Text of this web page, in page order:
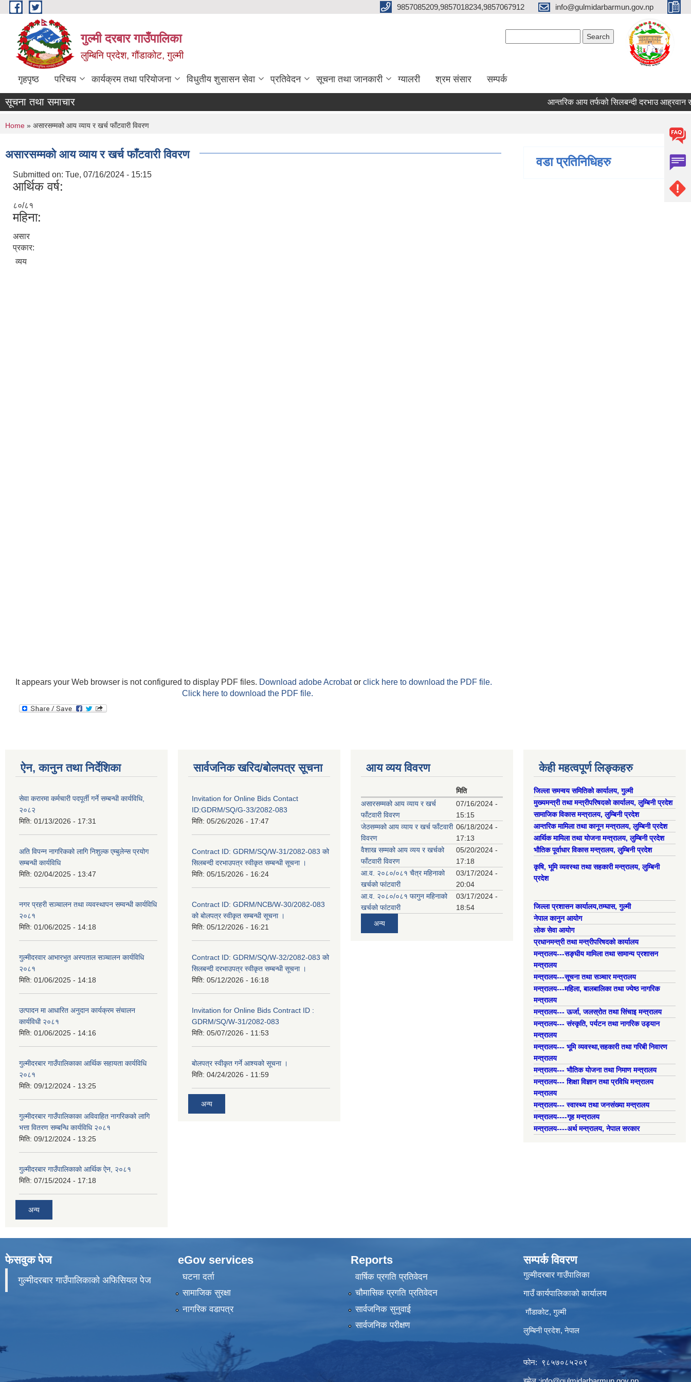
Skip to main content 9857085209,9857018234,9857067912 info@gulmidarbarmun.gov.np
गुल्मी दरबार गाउँपालिका
लुम्बिनि प्रदेश, गौंडाकोट, गुल्मी
गृहपृष्ठ परिचय कार्यक्रम तथा परियोजना विधुतीय शुसासन सेवा प्रतिवेदन सूचना तथा जानकारी ग्यालरी श्रम संसार सम्पर्क
सूचना तथा समाचार आन्तरिक आय तर्फको सिलबन्दी दरभाउ आह्रवान
You are here
Home » असारसम्मको आय व्याय र खर्च फाँटवारी विवरण
असारसम्मको आय व्याय र खर्च फाँटवारी विवरण
Submitted on: Tue, 07/16/2024 - 15:15
आर्थिक वर्ष:
८०/८१
महिना:
असार
प्रकार:
व्यय
It appears your Web browser is not configured to display PDF files. Download adobe Acrobator click here to download the PDF file.
Click here to download the PDF file.
वडा प्रतिनिधिहरु
ऐन, कानुन तथा निर्देशिका
सेवा करारमा कर्मचारी पदपूर्ती गर्ने सम्बन्धी कार्यविधि,
२०८२
मिति: 01/13/2026 - 17:31
अति विपन्न नागरिकको लागि निशुल्क एम्बुलेन्स प्रयोग
सम्बन्धी कार्यविधि
मिति: 02/04/2025 - 13:47
नगर प्रहरी सञ्चालन तथा व्यवस्थापन सम्वन्धी कार्यविधि
२०८१
मिति: 01/06/2025 - 14:18
गुल्मीदरवार आभारभुत अस्पताल सञ्चालन कार्यविधि
२०८१
मिति: 01/06/2025 - 14:18
उत्पादन मा आधारित अनुदान कार्यक्रम संचालन
कार्यविधी २०८१
मिति: 01/06/2025 - 14:16
गुल्मीदरबार गाउँपालिकाका आर्थिक सहायता कार्यविधि
२०८१
मिति: 09/12/2024 - 13:25
गुल्मीदरबार गाउँपालिकाका अविवाहित नागरिकको लागि
भत्ता वितरण सम्बन्धि कार्यविधि २०८१
मिति: 09/12/2024 - 13:25
गुल्मीदरबार गाउँपालिकाको आर्थिक ऐन, २०८१
मिति: 07/15/2024 - 17:18
अन्य
सार्वजनिक खरिद/बोलपत्र सूचना
Invitation for Online Bids Contact
ID:GDRM/SQ/G-33/2082-083
मिति: 05/26/2026 - 17:47
Contract ID: GDRM/SQ/W-31/2082-083 को
सिलबन्दी दरभाउपत्र स्वीकृत सम्बन्धी सूचना ।
मिति: 05/15/2026 - 16:24
Contract ID: GDRM/NCB/W-30/2082-083
को बोलपत्र स्वीकृत सम्बन्धी सूचना ।
मिति: 05/12/2026 - 16:21
Contract ID: GDRM/SQ/W-32/2082-083 को
सिलबन्दी दरभाउपत्र स्वीकृत सम्बन्धी सूचना ।
मिति: 05/12/2026 - 16:18
Invitation for Online Bids Contract ID :
GDRM/SQ/W-31/2082-083
मिति: 05/07/2026 - 11:53
बोलपत्र स्वीकृत गर्ने आश्यको सूचना ।
मिति: 04/24/2026 - 11:59
अन्य
आय व्यय विवरण
मिति
असारसम्मको आय व्याय र खर्च
फाँटवारी विवरण
07/16/2024 -
15:15
जेठसम्मको आय व्याय र खर्च फाँटवारी
विवरण
06/18/2024 -
17:13
वैशाख सम्मको आय व्यय र खर्चको
फाँटवारी विवरण
05/20/2024 -
17:18
आ.व. २०८०/०८१ चैत्र महिनाको
खर्चको फांटवारी
03/17/2024 -
20:04
आ.व. २०८०/०८१ फागुन महिनाको
खर्चको फांटवारी
03/17/2024 -
18:54
अन्य
केही महत्वपूर्ण लिङ्कहरु
जिल्ला समन्वय समितिको कार्यालय, गुल्मी
मुख्यमन्त्री तथा मन्त्रीपरिषदको कार्यालय, लुम्बिनी प्रदेश
सामाजिक विकास मन्त्रालय, लुम्बिनी प्रदेश
आन्तरिक मामिला तथा कानून मन्त्रालय, लुम्बिनी प्रदेश
आर्थिक मामिला तथा योजना मन्त्रालय, लुम्बिनी प्रदेश
भौतिक पूर्वाधार विकास मन्त्रालय, लुम्बिनी प्रदेश
कृषि, भूमि व्यवस्था तथा सहकारी मन्त्रालय, लुम्बिनी
प्रदेश
जिल्ला प्रशासन कार्यालय,तम्घास, गुल्मी
नेपाल कानुन आयोग
लोक सेवा आयोग
प्रधानमन्त्री तथा मन्त्रीपरिषदको कार्यालय
मन्त्रालय---सङ्घीय मामिला तथा सामान्य प्रशासन
मन्त्रालय
मन्त्रालय---सूचना तथा सञ्चार मन्त्रालय
मन्त्रालय---महिला, बालबालिका तथा ज्येष्ठ नागरिक
मन्त्रालय
मन्त्रालय--- ऊर्जा, जलस्रोत तथा सिंचाइ मन्त्रालय
मन्त्रालय--- संस्कृति, पर्यटन तथा नागरिक उड्यान
मन्त्रालय
मन्त्रालय--- भूमि व्यवस्था,सहकारी तथा गरिबी निवारण
मन्त्रालय
मन्त्रालय--- भौतिक योजना तथा निमाण मन्त्रालय
मन्त्रालय--- शिक्षा विज्ञान तथा प्रविधि मन्त्रालय
मन्त्रालय
मन्त्रालय--- स्वास्थ्य तथा जनसंख्या मन्त्रालय
मन्त्रालय----गृह मन्त्रालय
मन्त्रालय----अर्थ मन्त्रालय, नेपाल सरकार
फेसवुक पेज
गुल्मीदरबार गाउँपालिकाको अफिसियल पेज
eGov services
घटना दर्ता
सामाजिक सुरक्षा
नागरिक वडापत्र
Reports
वार्षिक प्रगति प्रतिवेदन
चौमासिक प्रगति प्रतिवेदन
सार्वजनिक सुनुवाई
सार्वजनिक परीक्षण
सम्पर्क विवरण
गुल्मीदरबार गाउँपालिका
गाउँ कार्यपालिकाको कार्यालय
गौंडाकोट, गुल्मी
लुम्बिनी प्रदेश, नेपाल
फोन: ९८५७०८५२०९